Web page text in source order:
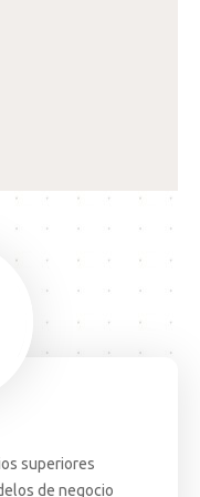
superiores
de negocio